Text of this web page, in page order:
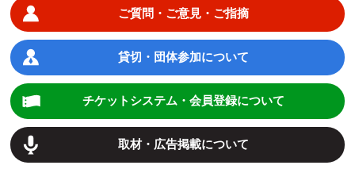
ご質問・ご意見・ご指摘
貸切・団体参加について
チケットシステム・会員登録について
取材・広告掲載について